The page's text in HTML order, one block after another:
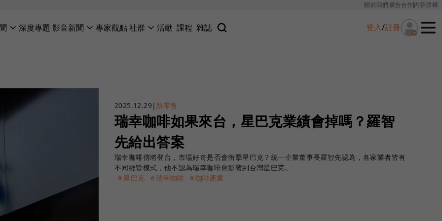
關於我們廣告合作內容授權
深度專題 影音新聞 專家觀點社群 活動 課程 雜誌 登入/註冊
2025.12.29 | 新零售
瑞幸咖啡如果來台，星巴克業績會掉嗎？羅智
先給出答案
瑞幸咖啡傳將登台，市場好奇是否會衝擊星巴克？統一企業董事長羅智先認為，各家業者皆有
不同經營模式，他不認為瑞幸咖啡會影響到台灣星巴克。
＃星巴克
＃瑞幸咖啡 ＃咖啡產業